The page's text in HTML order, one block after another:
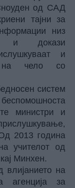
од САД
тајни за
низ
и докази
и
на чело со
систем
министри и
2013 година
учителот од
Минхен.
влијанието на
агенција за